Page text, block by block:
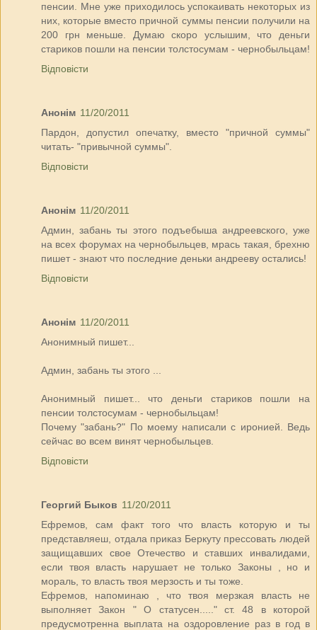
пенсии. Мне уже приходилось успокаивать некоторых из
них, которые вместо причной суммы пенсии получили на
200 грн меньше. Думаю скоро услышим, что деньги
стариков пошли на пенсии толстосумам - чернобыльцам!
Відповісти
Анонім 11/20/2011
Пардон, допустил опечатку, вместо "причной суммы"
читать- "привычной суммы".
Відповісти
Анонім 11/20/2011
Админ, забань ты этого подъебыша андреевского, уже
на всех форумах на чернобыльцев, мрась такая, брехню
пишет - знают что последние деньки андрееву остались!
Відповісти
Анонім 11/20/2011
Анонимный пишет...
Админ, забань ты этого ...
Анонимный пишет... что деньги стариков пошли на
пенсии толстосумам - чернобыльцам!
Почему "забань?" По моему написали с иронией. Ведь
сейчас во всем винят чернобыльцев.
Відповісти
Георгий Быков 11/20/2011
Ефремов, сам факт того что власть которую и ты
представляеш, отдала приказ Беркуту прессовать людей
защищавших свое Отечество и ставших инвалидами,
если твоя власть нарушает не только Законы , но и
мораль, то власть твоя мерзость и ты тоже.
Ефремов, напоминаю , что твоя мерзкая власть не
выполняет Закон " О статусен....." ст. 48 в которой
предусмотренна выплата на оздоровление раз в год в